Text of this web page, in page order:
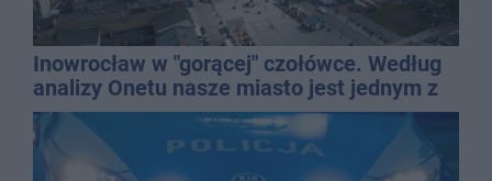
Inowrocław w "gorącej" czołówce. Według
analizy Onetu nasze miasto jest jednym z
najbardziej narażonych na upały